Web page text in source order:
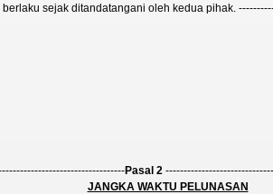
sejak ditandatangani oleh kedua pihak.
Pasal 2
JANGKA WAKTU PELUNASAN